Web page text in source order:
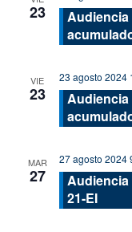
23
Audiencia
VIE
23
23 agosto 2024
Audiencia
MAR
27
27 agosto 2024
Audiencia
21-EI